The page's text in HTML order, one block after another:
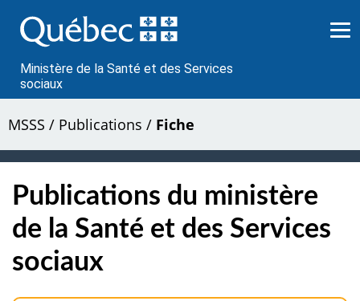
au
contenu
Ministère de la Santé et des Services
sociaux
MSSS / Publications / Fiche
Publications du ministère
de la Santé et des Services
sociaux